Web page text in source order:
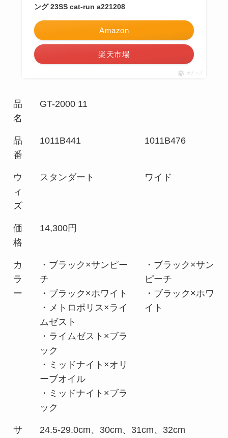
ング 23SS cat-run a221208
Amazon
楽天市場
ポチップ
品
名
GT-2000 11
品
番
1011B441 1011B476
ウ
ィ
ズ
スタンダート ワイド
価
格
14,300円
カ
ラ
ー
・ブラック×サンピー
チ
・ブラック×ホワイト
・メトロポリス×ライ
ムゼスト
・ライムゼスト×ブラ
ック
・ミッドナイト×オリ
ーブオイル
・ミッドナイト×ブラ
ック
・ブラック×サン
ピーチ
・ブラック×ホワ
イト
サ
24.5-29.0cm、30cm、31cm、32cm